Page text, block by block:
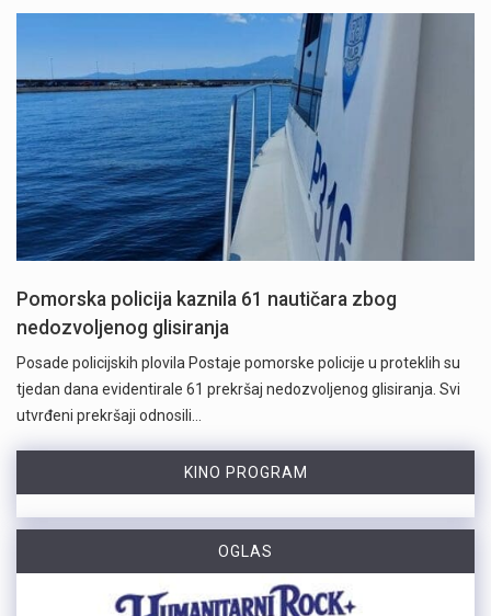
Pomorska policija kaznila 61 nautičara zbog
nedozvoljenog glisiranja
Posade policijskih plovila Postaje pomorske policije u proteklih su
tjedan dana evidentirale 61 prekršaj nedozvoljenog glisiranja. Svi
utvrđeni prekršaji odnosili…
KINO PROGRAM
OGLAS